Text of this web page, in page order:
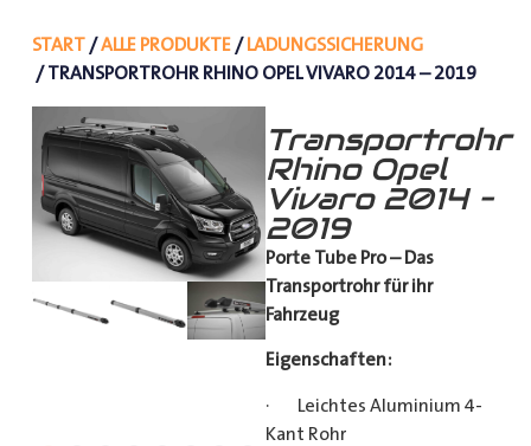
START/ALLE PRODUKTE/LADUNGSSICHERUNG
/ TRANSPORTROHR RHINO OPEL VIVARO 2014 – 2019
Transportrohr
Rhino Opel
Vivaro 2014 –
2019
Porte Tube Pro – Das
Transportrohr für ihr
Fahrzeug
Eigenschaften:
· Leichtes Aluminium 4-
Kant Rohr